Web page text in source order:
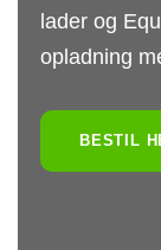
lader og
opladning
BESTIL